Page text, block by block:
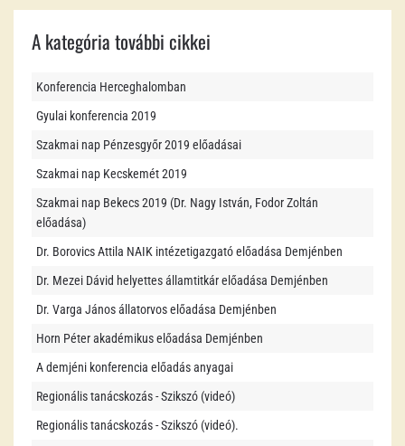
A kategória további cikkei
Konferencia Herceghalomban
Gyulai konferencia 2019
Szakmai nap Pénzesgyőr 2019 előadásai
Szakmai nap Kecskemét 2019
Szakmai nap Bekecs 2019 (Dr. Nagy István, Fodor Zoltán
előadása)
Dr. Borovics Attila NAIK intézetigazgató előadása Demjénben
Dr. Mezei Dávid helyettes államtitkár előadása Demjénben
Dr. Varga János állatorvos előadása Demjénben
Horn Péter akadémikus előadása Demjénben
A demjéni konferencia előadás anyagai
Regionális tanácskozás - Szikszó (videó)
Regionális tanácskozás - Szikszó (videó).